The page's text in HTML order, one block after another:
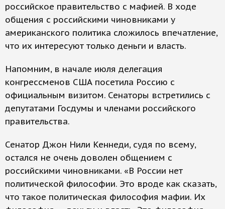
российское правительство с мафией. В ходе
общения с российскими чиновниками у
американского политика сложилось впечатление,
что их интересуют только деньги и власть.
Напомним, в начале июля делегация
конгрессменов США посетила Россию с
официальным визитом. Сенаторы встретились с
депутатами Госдумы и членами российского
правительства.
Сенатор Джон Нили Кеннеди, судя по всему,
остался не очень доволен общением с
российскими чиновниками. «В России нет
политической философии. Это вроде как сказать,
что такое политическая философия мафии. Их